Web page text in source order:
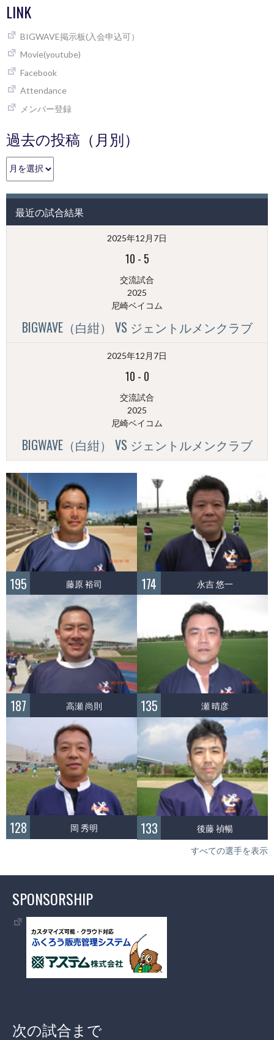
LINK
BIGWAVE掲示板(入会申込可）
Movie(youtube)
Facebook
Attendance
メンバー登録
過去の投稿（月別）
過
去
投
（月
最近の試合結果
2025年12月7日
10 - 5
交流試合
2025
尼崎ベイコム
BIGWAVE（白紺） VS ジェントルメンクラブ
2025年12月7日
10 - 0
交流試合
2025
尼崎ベイコム
BIGWAVE（白紺） VS ジェントルメンクラブ
195 藤原 裕司 174 永吉 悠一
187 高瀬 尚則 135 瀬 晴彦
128 岡 秀明 133 後藤 禎暢
すべての選手を表示
SPONSORSHIP
次の試合まで